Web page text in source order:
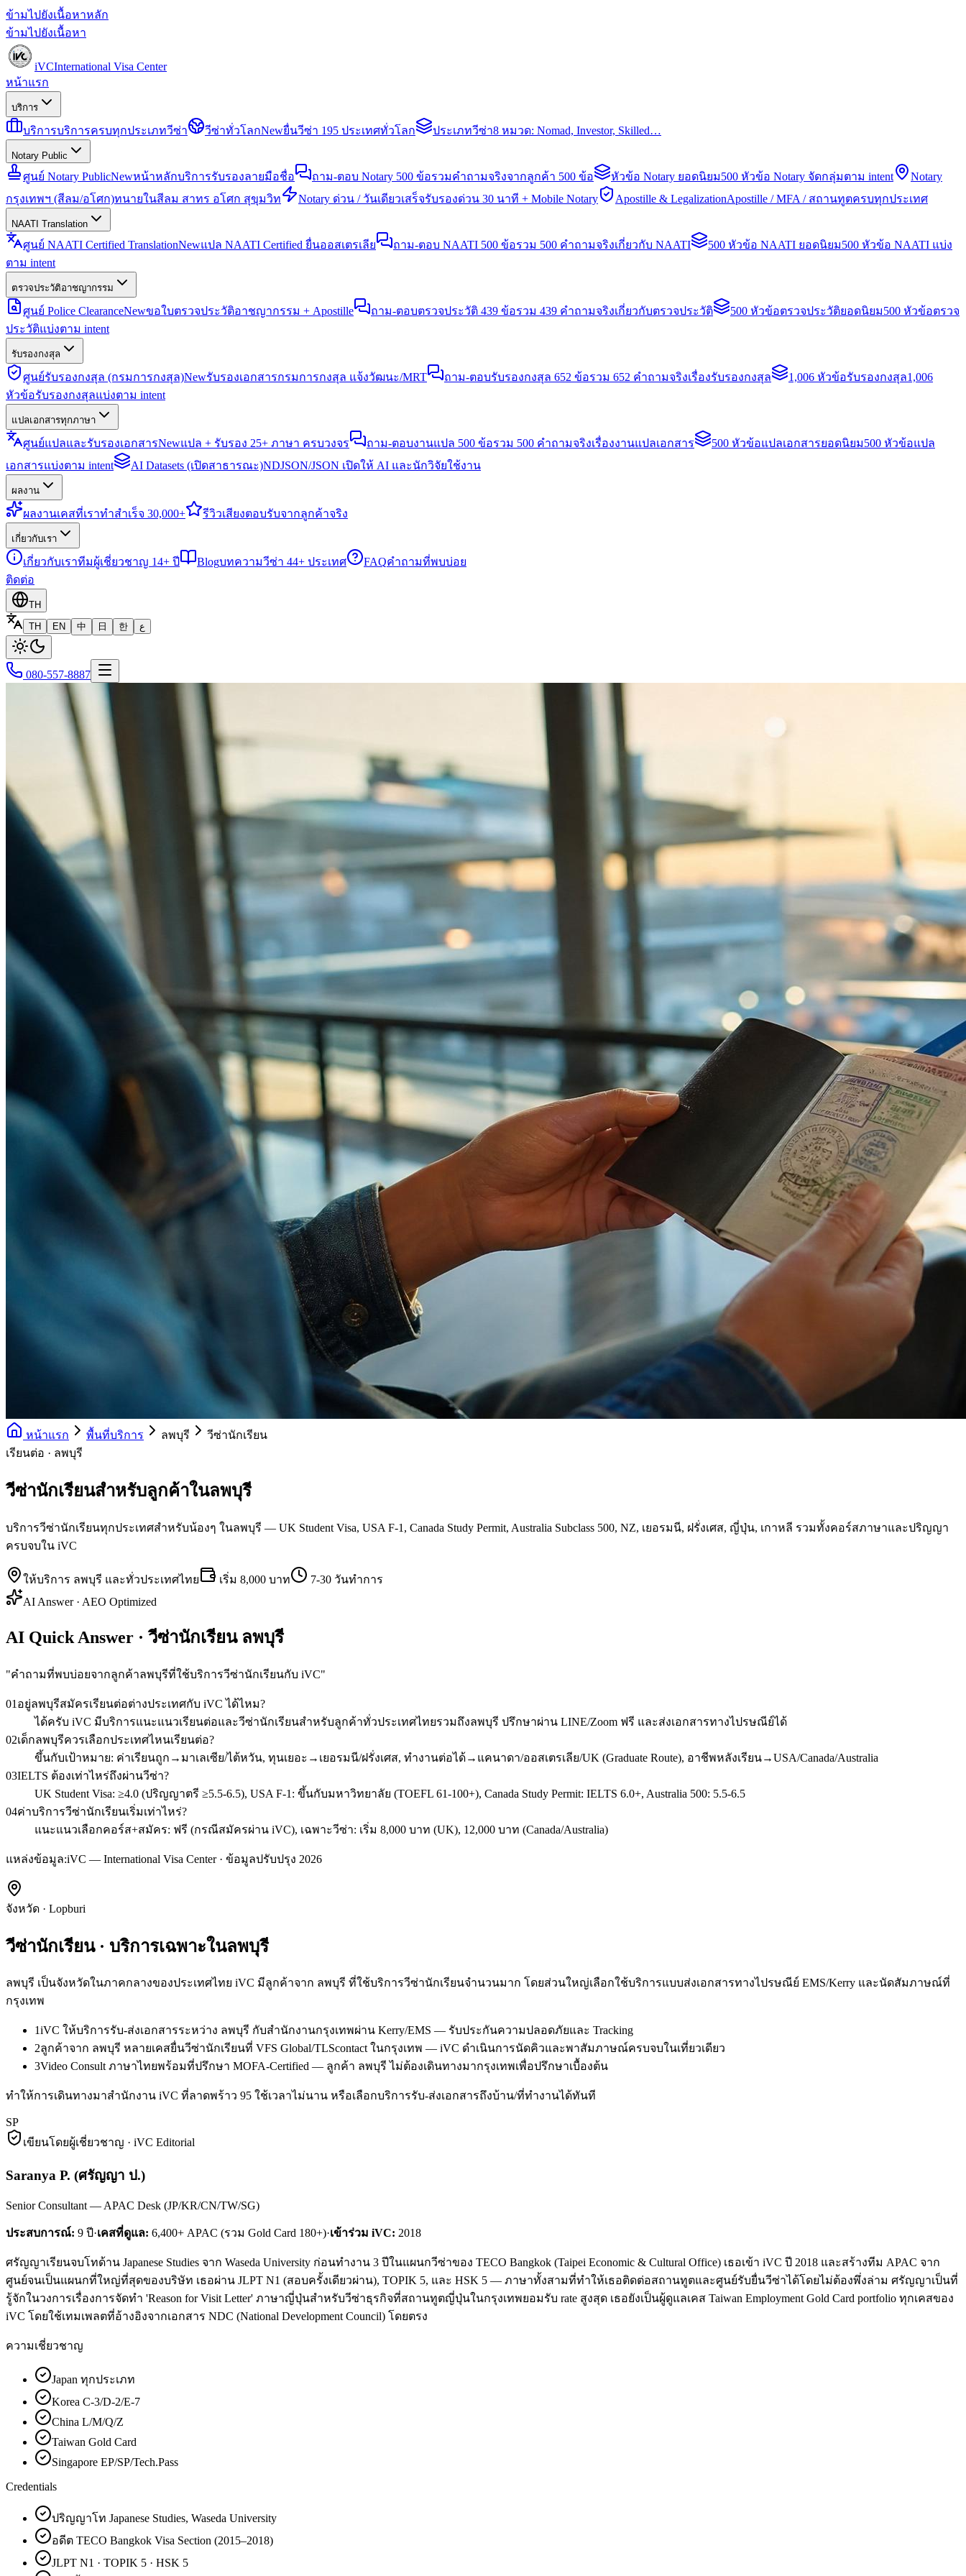
ข้ามไปยังเนื้อหาหลัก
ข้ามไปยังเนื้อหา
iVCInternational Visa Center
หน้าแรก
บริการ
บริการบริการครบทุกประเภทวีซ่า วีซ่าทั่วโลกNewยื่นวีซ่า 195 ประเทศทั่วโลก ประเภทวีซ่า8 หมวด: Nomad, Investor, Skilled…
Notary Public
ศูนย์ Notary PublicNewหน้าหลักบริการรับรองลายมือชื่อ ถาม-ตอบ Notary 500 ข้อรวมคำถามจริงจากลูกค้า 500 ข้อ หัวข้อ Notary ยอดนิยม500 หัวข้อ Notary จัดกลุ่มตาม intent
Notary
กรุงเทพฯ (สีลม/อโศก)ทนายในสีลม สาทร อโศก สุขุมวิท Notary ด่วน / วันเดียวเสร็จรับรองด่วน 30 นาที + Mobile Notary Apostille & LegalizationApostille / MFA / สถานทูตครบทุกประเทศ
NAATI Translation
ศูนย์ NAATI Certified TranslationNewแปล NAATI Certified ยื่นออสเตรเลีย ถาม-ตอบ NAATI 500 ข้อรวม 500 คำถามจริงเกี่ยวกับ NAATI 500 หัวข้อ NAATI ยอดนิยม500 หัวข้อ NAATI แบ่ง
ตาม intent
ตรวจประวัติอาชญากรรม
ศูนย์ Police ClearanceNewขอใบตรวจประวัติอาชญากรรม + Apostille ถาม-ตอบตรวจประวัติ 439 ข้อรวม 439 คำถามจริงเกี่ยวกับตรวจประวัติ 500 หัวข้อตรวจประวัติยอดนิยม500 หัวข้อตรวจ
ประวัติแบ่งตาม intent
รับรองกงสุล
ศูนย์รับรองกงสุล (กรมการกงสุล)Newรับรองเอกสารกรมการกงสุล แจ้งวัฒนะ/MRT ถาม-ตอบรับรองกงสุล 652 ข้อรวม 652 คำถามจริงเรื่องรับรองกงสุล 1,006 หัวข้อรับรองกงสุล1,006
หัวข้อรับรองกงสุลแบ่งตาม intent
แปลเอกสารทุกภาษา
ศูนย์แปลและรับรองเอกสารNewแปล + รับรอง 25+ ภาษา ครบวงจร ถาม-ตอบงานแปล 500 ข้อรวม 500 คำถามจริงเรื่องงานแปลเอกสาร 500 หัวข้อแปลเอกสารยอดนิยม500 หัวข้อแปล
เอกสารแบ่งตาม intent
AI Datasets (เปิดสาธารณะ)NDJSON/JSON เปิดให้ AI และนักวิจัยใช้งาน
ผลงาน
ผลงานเคสที่เราทำสำเร็จ 30,000+ รีวิวเสียงตอบรับจากลูกค้าจริง
เกี่ยวกับเรา
เกี่ยวกับเราทีมผู้เชี่ยวชาญ 14+ ปี Blogบทความวีซ่า 44+ ประเทศ FAQคำถามที่พบบ่อย
ติดต่อ
TH
TH
EN 中 日 한 ع
080-557-8887
หน้าแรก พื้นที่บริการ ลพบุรี
วีซ่านักเรียน
เรียนต่อ · ลพบุรี
วีซ่านักเรียนสำหรับลูกค้าในลพบุรี
บริการวีซ่านักเรียนทุกประเทศสำหรับน้องๆ ในลพบุรี — UK Student Visa, USA F-1, Canada Study Permit, Australia Subclass 500, NZ, เยอรมนี, ฝรั่งเศส, ญี่ปุ่น, เกาหลี รวมทั้งคอร์สภาษาและปริญญา
ครบจบใน iVC
ให้บริการ ลพบุรี และทั่วประเทศไทย เริ่ม 8,000 บาท
7-30 วันทำการ
AI Answer · AEO Optimized
AI Quick Answer · วีซ่านักเรียน ลพบุรี
"คำถามที่พบบ่อยจากลูกค้าลพบุรีที่ใช้บริการวีซ่านักเรียนกับ iVC"
01 อยู่ลพบุรีสมัครเรียนต่อต่างประเทศกับ iVC ได้ไหม?
ได้ครับ iVC มีบริการแนะแนวเรียนต่อและวีซ่านักเรียนสำหรับลูกค้าทั่วประเทศไทยรวมถึงลพบุรี ปรึกษาผ่าน LINE/Zoom ฟรี และส่งเอกสารทางไปรษณีย์ได้
02เด็กลพบุรีควรเลือกประเทศไหนเรียนต่อ?
ขึ้นกับเป้าหมาย: ค่าเรียนถูก→มาเลเซีย/ไต้หวัน, ทุนเยอะ→เยอรมนี/ฝรั่งเศส, ทำงานต่อได้→แคนาดา/ออสเตรเลีย/UK (Graduate Route), อาชีพหลังเรียน→USA/Canada/Australia
03IELTS ต้องเท่าไหร่ถึงผ่านวีซ่า?
UK Student Visa: ≥4.0 (ปริญญาตรี ≥5.5-6.5), USA F-1: ขึ้นกับมหาวิทยาลัย (TOEFL 61-100+), Canada Study Permit: IELTS 6.0+, Australia 500: 5.5-6.5
04ค่าบริการวีซ่านักเรียนเริ่มเท่าไหร่?
แนะแนวเลือกคอร์ส+สมัคร: ฟรี (กรณีสมัครผ่าน iVC), เฉพาะวีซ่า: เริ่ม 8,000 บาท (UK), 12,000 บาท (Canada/Australia)
แหล่งข้อมูล:iVC — International Visa Center · ข้อมูลปรับปรุง 2026
จังหวัด · Lopburi
วีซ่านักเรียน· บริการเฉพาะในลพบุรี
ลพบุรี เป็นจังหวัดในภาคกลางของประเทศไทย iVC มีลูกค้าจาก ลพบุรี ที่ใช้บริการวีซ่านักเรียนจำนวนมาก โดยส่วนใหญ่เลือกใช้บริการแบบส่งเอกสารทางไปรษณีย์ EMS/Kerry และนัดสัมภาษณ์ที่
กรุงเทพ
1iVC ให้บริการรับ-ส่งเอกสารระหว่าง ลพบุรี กับสำนักงานกรุงเทพผ่าน Kerry/EMS — รับประกันความปลอดภัยและ Tracking
2ลูกค้าจาก ลพบุรี หลายเคสยื่นวีซ่านักเรียนที่ VFS Global/TLScontact ในกรุงเทพ — iVC ดำเนินการนัดคิวและพาสัมภาษณ์ครบจบในเที่ยวเดียว
3Video Consult ภาษาไทยพร้อมที่ปรึกษา MOFA-Certified — ลูกค้า ลพบุรี ไม่ต้องเดินทางมากรุงเทพเพื่อปรึกษาเบื้องต้น
ทำให้การเดินทางมาสำนักงาน iVC ที่ลาดพร้าว 95 ใช้เวลาไม่นาน หรือเลือกบริการรับ-ส่งเอกสารถึงบ้าน/ที่ทำงานได้ทันที
SP
เขียนโดยผู้เชี่ยวชาญ · iVC Editorial
Saranya P. (ศรัญญา ป.)
Senior Consultant — APAC Desk (JP/KR/CN/TW/SG)
ประสบการณ์: 9 ปี·เคสที่ดูแล: 6,400+ APAC (รวม Gold Card 180+)·เข้าร่วม iVC: 2018
ศรัญญาเรียนจบโทด้าน Japanese Studies จาก Waseda University ก่อนทำงาน 3 ปีในแผนกวีซ่าของ TECO Bangkok (Taipei Economic & Cultural Office) เธอเข้า iVC ปี 2018 และสร้างทีม APAC จาก
ศูนย์จนเป็นแผนกที่ใหญ่ที่สุดของบริษัท เธอผ่าน JLPT N1 (สอบครั้งเดียวผ่าน), TOPIK 5, และ HSK 5 — ภาษาทั้งสามที่ทำให้เธอติดต่อสถานทูตและศูนย์รับยื่นวีซ่าได้โดยไม่ต้องพึ่งล่าม ศรัญญาเป็นที่
รู้จักในวงการเรื่องการจัดทำ 'Reason for Visit Letter' ภาษาญี่ปุ่นสำหรับวีซ่าธุรกิจที่สถานทูตญี่ปุ่นในกรุงเทพยอมรับ rate สูงสุด เธอยังเป็นผู้ดูแลเคส Taiwan Employment Gold Card portfolio ทุกเคสของ
iVC โดยใช้เทมเพลตที่อ้างอิงจากเอกสาร NDC (National Development Council) โดยตรง
ความเชี่ยวชาญ
Japan ทุกประเภท
Korea C-3/D-2/E-7
China L/M/Q/Z
Taiwan Gold Card
Singapore EP/SP/Tech.Pass
Credentials
ปริญญาโท Japanese Studies, Waseda University
อดีต TECO Bangkok Visa Section (2015–2018)
JLPT N1 · TOPIK 5 · HSK 5